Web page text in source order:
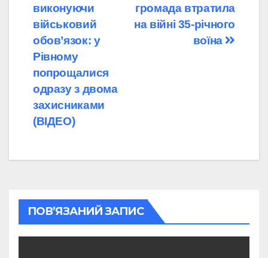
записів
громада втратила
на війні 35-річного
воїна
виконуючи
військовий
обов’язок: у
Рівному
попрощалися
одразу з двома
захисниками
(ВІДЕО)
ПОВ’ЯЗАНИЙ ЗАПИС